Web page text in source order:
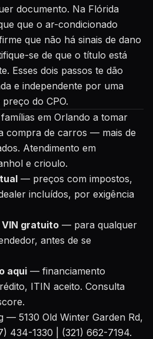
documento. Na Flórida
que o ar-condicionado
que não há sinais de dano
se de que o título está
Esses dois passos te dão
e independente por uma
do CPO.
em Orlando a tomar
compra de carros — mais de
Atendimento em
e crioulo.
— preços com impostos,
incluídos, por exigência
gratuito — para qualquer
antes de se
aqui — financiamento
ITIN aceito. Consulta
— 5130 Old Winter Garden Rd,
434-1330 | (321) 662-7194.